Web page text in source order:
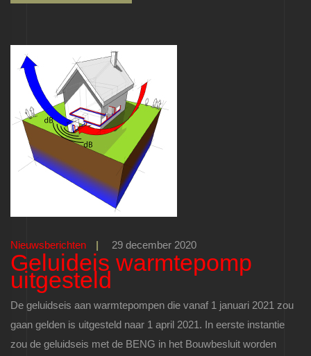
Nieuwsberichten | 29 december 2020
Geluideis warmtepomp
uitgesteld
De geluidseis aan warmtepompen die vanaf 1 januari 2021 zou
gaan gelden is uitgesteld naar 1 april 2021. In eerste instantie
zou de geluidseis met de BENG in het Bouwbesluit worden